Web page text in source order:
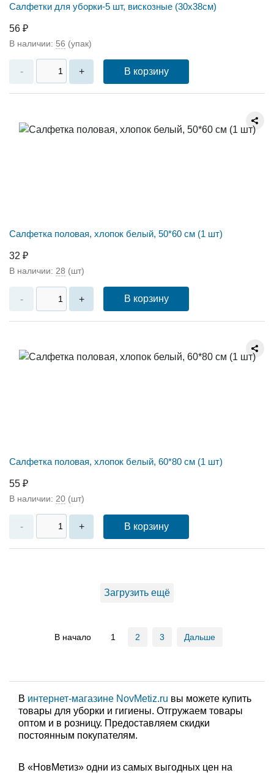
Салфетки для уборки-5 шт, вискозные (30х38см)
56 ₽
В наличии: 56 (упак)
- + В корзину
Салфетка половая, хлопок белый, 50*60 см (1 шт)
32 ₽
В наличии: 28 (шт)
- + В корзину
Салфетка половая, хлопок белый, 60*80 см (1 шт)
55 ₽
В наличии: 20 (шт)
- + В корзину
Загрузить ещё
В начало 1 2 3 Дальше
В интернет-магазине NovMetiz.ru вы можете купить
товары для уборки и гигиены. Отгружаем товары
оптом и в розницу. Предоставляем скидки
постоянным покупателям.
В «НовМетиз» одни из самых выгодных цен на